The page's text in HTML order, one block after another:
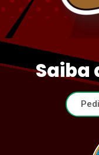
Saiba